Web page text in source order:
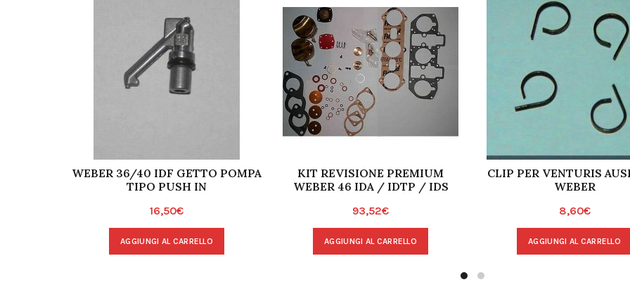
WEBER 36/40 IDF GETTO POMPA
TIPO PUSH IN
16,50€
AGGIUNGI AL CARRELLO
KIT REVISIONE PREMIUM
WEBER 46 IDA / IDTP / IDS
93,52€
AGGIUNGI AL CARRELLO
CLIP PER VENTURIS
WEBER
8,60€
AGGIUNGI AL CARRELLO